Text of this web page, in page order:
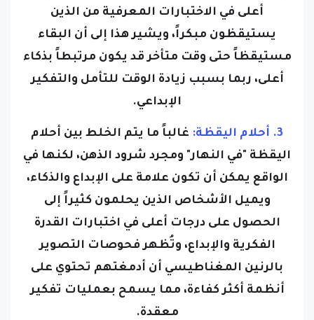
أعلى في الاختبارات المعرفية من الذين
يستيقظون مبكراً، ويشير هذا إلى أن البقاء
مستيقظاً حتى وقت متأخر قد يكون مرتبطاً بذكاء
أعلى، ربما بسبب زيادة الوقت للتأمل والتفكير
الإبداعي.
3. أحلام اليقظة:
غالباً ما يتم الخلط بين أحلام
اليقظة "في النهار" ومجرد شرود الذهن، لكنها في
الواقع يمكن أن تكون علامة على الإبداع والذكاء،
ويميل الأشخاص الذين يحلمون كثيراً إلى
الحصول على درجات أعلى في اختبارات القدرة
الفكرية والإبداع، وتُظهر فحوصات التصوير
بالرنين المغناطيسي أن أدمغتهم تحتوي على
أنظمة أكثر كفاءة، مما يسمح بعمليات تفكير
معقدة.